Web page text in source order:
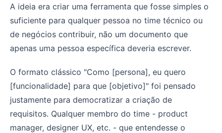
A ideia era criar uma ferramenta que fosse simples o
suficiente para qualquer pessoa no time técnico ou
de negócios contribuir, não um documento que
apenas uma pessoa específica deveria escrever.
O formato clássico "Como [persona], eu quero
[funcionalidade] para que [objetivo]" foi pensado
justamente para democratizar a criação de
requisitos. Qualquer membro do time - product
manager, designer UX, etc. - que entendesse o